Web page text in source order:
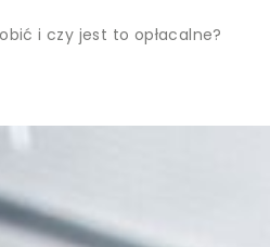
i czy jest to opłacalne?